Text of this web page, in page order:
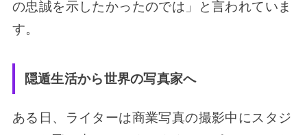
の忠誠を示したかったのでは」と言われていま
す。
隠遁生活から世界の写真家へ
ある日、ライターは商業写真の撮影中に スタジ